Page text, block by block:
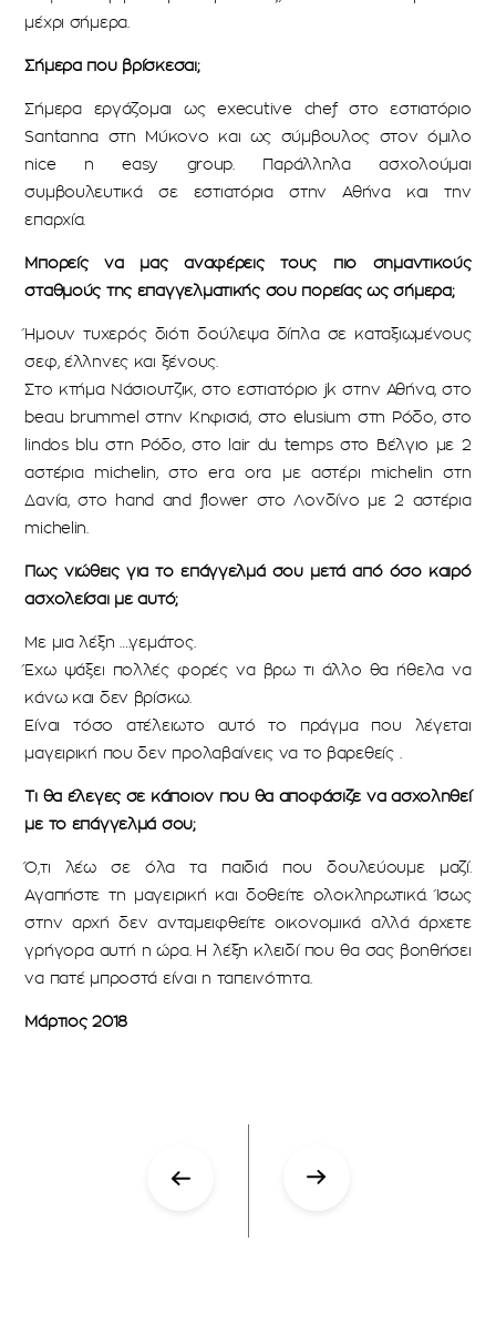
μέχρι σήμερα.
Σήμερα που βρίσκεσαι;
Σήμερα εργάζομαι ως executive chef στο εστιατόριο
Santanna στη Μύκονο και ως σύμβουλος στον όμιλο
nice n easy group. Παράλληλα ασχολούμαι
συμβουλευτικά σε εστιατόρια στην Αθήνα και την
επαρχία.
Μπορείς να μας αναφέρεις τους πιο σημαντικούς
σταθμούς της επαγγελματικής σου πορείας ως σήμερα;
Ήμουν τυχερός διότι δούλεψα δίπλα σε καταξιωμένους
σεφ, έλληνες και ξένους.
Στο κτήμα Νάσιουτζικ, στο εστιατόριο jk στην Αθήνα, στο
beau brummel στην Κηφισιά, στο elusium στη Ρόδο, στο
lindos blu στη Ρόδο, στο lair du temps στο Βέλγιο με 2
αστέρια michelin, στο era ora με αστέρι michelin στη
Δανία, στο hand and flower στο Λονδίνο με 2 αστέρια
michelin.
Πως νιώθεις για το επάγγελμά σου μετά από όσο καιρό
ασχολείσαι με αυτό;
Με μια λέξη ….γεμάτος.
Έχω ψάξει πολλές φορές να βρω τι άλλο θα ήθελα να
κάνω και δεν βρίσκω.
Είναι τόσο ατέλειωτο αυτό το πράγμα που λέγεται
μαγειρική που δεν προλαβαίνεις να το βαρεθείς .
Τι θα έλεγες σε κάποιον που θα αποφάσιζε να ασχοληθεί
με το επάγγελμά σου;
Ό,τι λέω σε όλα τα παιδιά που δουλεύουμε μαζί.
Αγαπήστε τη μαγειρική και δοθείτε ολοκληρωτικά. Ίσως
στην αρχή δεν ανταμειφθείτε οικονομικά αλλά άρχετε
γρήγορα αυτή η ώρα. Η λέξη κλειδί που θα σας βοηθήσει
να πατέ μπροστά είναι η ταπεινότητα.
Μάρτιος 2018